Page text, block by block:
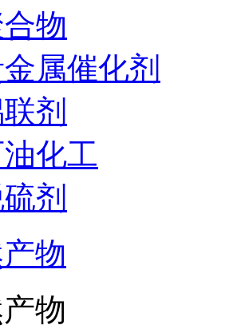
物
属催化剂
剂
化工
剂
物
物